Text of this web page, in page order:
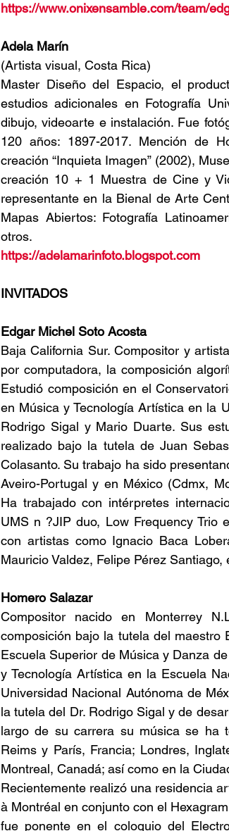
https://www.onixensamble.com/team/
Adela Marín
(Artista visual, Costa Rica)
Master Diseño del Espacio, el
estudios adicionales en Fotografía
dibujo, videoarte e instalación. Fue
120 años: 1897-2017. Mención de
creación “Inquieta Imagen” (2002),
creación 10 + 1 Muestra de Cine y
representante en la Bienal de Arte
Mapas Abiertos: Fotografía
otros.
https://adelamarinfoto.blogspot.com
INVITADOS
Edgar Michel Soto Acosta
Baja California Sur. Compositor y
por computadora, la composición
Estudió composición en el
en Música y Tecnología Artística en la
Rodrigo Sigal y Mario Duarte. Sus
realizado bajo la tutela de Juan
Colasanto. Su trabajo ha sido
Aveiro-Portugal y en México (Cdmx,
Ha trabajado con intérpretes
UMS n ?JIP duo, Low Frequency Trio
con artistas como Ignacio Baca
Mauricio Valdez, Felipe Pérez Santiago,
Homero Salazar
Compositor nacido en Monterrey
composición bajo la tutela del
Escuela Superior de Música y Danza
y Tecnología Artística en la Escuela
Universidad Nacional Autónoma de
la tutela del Dr. Rodrigo Sigal y de
largo de su carrera su música se ha
Reims y París, Francia; Londres,
Montreal, Canadá; así como en la
Recientemente realizó una residencia
à Montréal en conjunto con el
fue ponente en el coloquio del